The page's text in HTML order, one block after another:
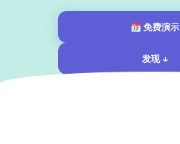
免费演示
发现 ↓